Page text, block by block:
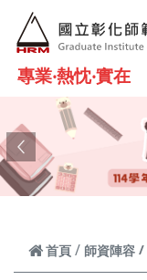
跳到主要內容
專業‧熱忱‧實在
Previous
首頁 師資陣容